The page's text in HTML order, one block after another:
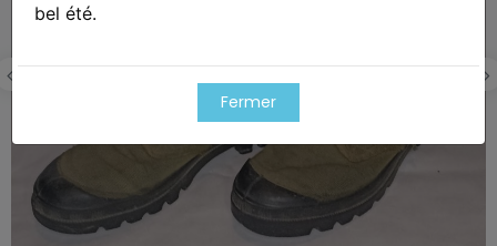
bel été.
Fermer